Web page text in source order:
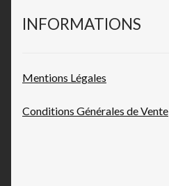
INFORMATIONS
Mentions Légales
Conditions Générales deVente